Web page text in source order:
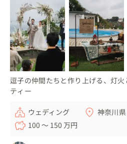
逗子の仲間たちと作り上げる、灯
ティー
ウェディング
神奈川県
100 〜 150 万円